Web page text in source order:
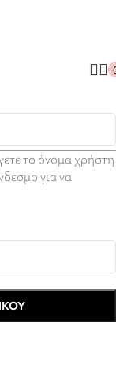
το όνομα χρήστη
για να